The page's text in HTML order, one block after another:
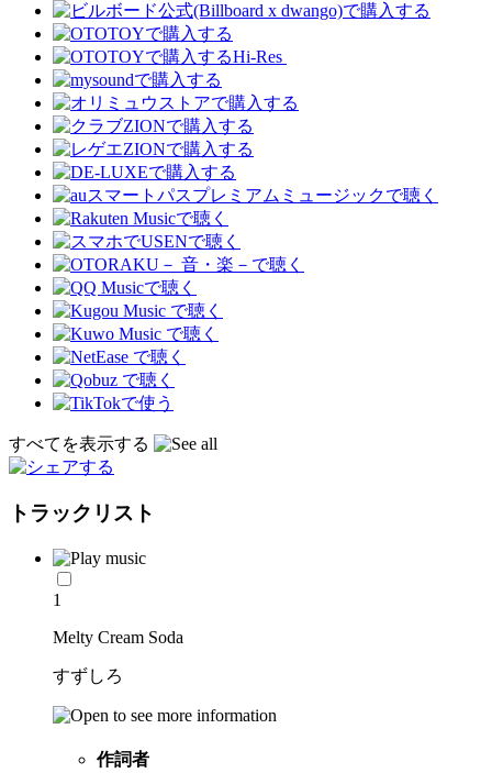
Hi-Res
すべてを表示する
トラックリスト
1
Melty Cream Soda
すずしろ
作詞者